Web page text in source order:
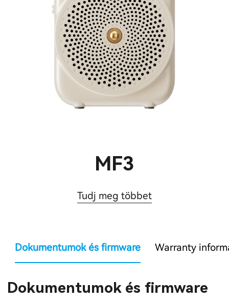
MF3
Tudj meg többet
Dokumentumok és firmware Warranty
Dokumentumok és firmware